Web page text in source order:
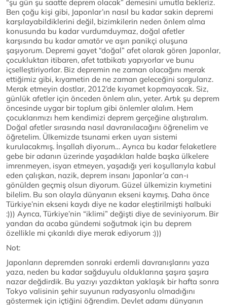
“şu gün şu saatte deprem olacak” demesini umutla bekleriz.
Ben çoğu kişi gibi, Japonlar’ın nasıl bu kadar sakin depremi
karşılayabildiklerini değil, bizimkilerin neden önlem alma
konusunda bu kadar vurdumduymaz, doğal afetler
karşısında bu kadar amatör ve aşırı panikçi oluşuna
şaşıyorum. Depremi gayet “doğal” afet olarak gören Japonlar,
çocukluktan itibaren, afet tatbikatı yapıyorlar ve bunu
içselleştiriyorlar. Biz depremin ne zaman olacağını merak
ettiğimiz gibi, kıyametin de ne zaman geleceğini sorgularız.
Merak etmeyin dostlar, 2012’de kıyamet kopmayacak. Siz,
günlük afetler için önceden önlem alın, yeter. Artık şu deprem
öncesinde uygar bir toplum gibi önlemler alalım. Hem
çocuklarımızı hem kendimizi deprem gerçeğine alıştıralım.
Doğal afetler sırasında nasıl davranılacağını öğrenelim ve
öğretelim. Ülkemizde tsunami erken uyarı sistemi
kurulacakmış. İnşallah diyorum… Ayrıca bu kadar felaketlere
gebe bir adanın üzerinde yaşadıkları halde başka ülkelere
imrenmeyen, isyan etmeyen, yaşadığı yeri koşullarıyla kabul
eden çalışkan, nazik, deprem insanı Japonlar’a can-ı
gönülden geçmiş olsun diyorum. Güzel ülkemizin kıymetini
bilelim. Bu son olayla dünyanın ekseni kaymış. Daha önce
Türkiye’nin ekseni kaydı diye ne kadar eleştirilmişti halbuki
:))) Ayrıca, Türkiye’nin “iklimi” değişti diye de seviniyorum. Bir
yandan da acaba gündemi soğutmak için bu deprem
özellikle mi çıkarıldı diye merak ediyorum :)))
Not:
Japonların depremden sonraki erdemli davranışlarını yaza
yaza, neden bu kadar sağduyulu olduklarına şaşıra şaşıra
nazar değdirdik. Bu yazıyı yazdıktan yaklaşık bir hafta sonra
Tokyo valisinin şehir suyunun radyasyonlu olmadığını
göstermek için içtiğini öğrendim. Devlet adamı dünyanın